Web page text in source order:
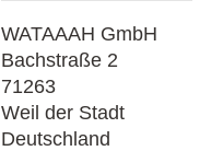
WATAAAH GmbH
Bachstraße 2
71263
Weil der Stadt
Deutschland